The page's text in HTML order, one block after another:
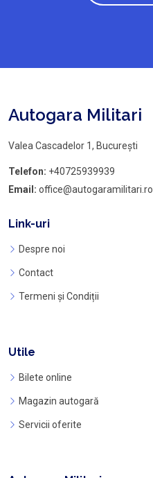
Autogara Militari
Valea Cascadelor 1, București
Telefon: +40725939939
Email: office@autogaramilitari.ro
Link-uri
Despre noi
Contact
Termeni și Condiții
Utile
Bilete online
Magazin autogară
Servicii oferite